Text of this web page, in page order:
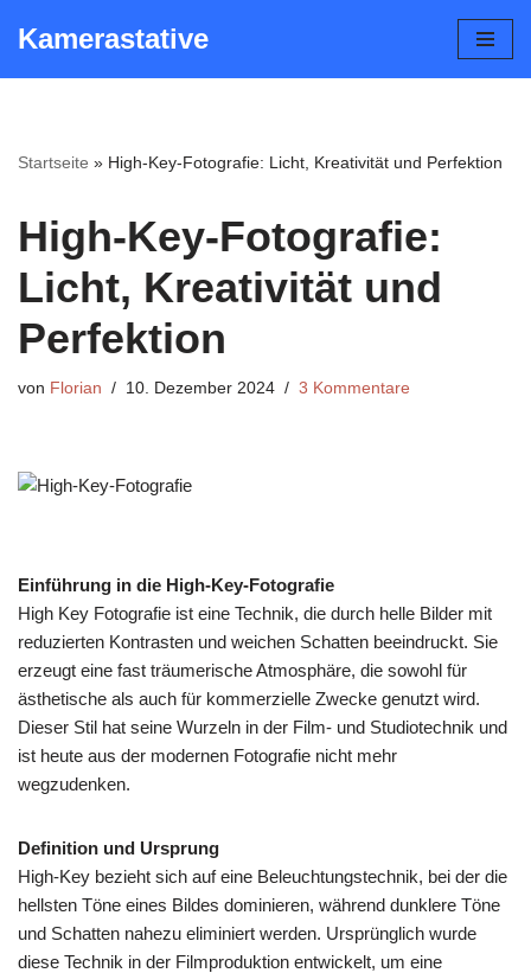
Kamerastative
Startseite » High-Key-Fotografie: Licht, Kreativität und Perfektion
High-Key-Fotografie:
Licht, Kreativität und
Perfektion
von Florian 10. Dezember 2024 3 Kommentare
Einführung in die High-Key-Fotografie
High Key Fotografie ist eine Technik, die durch helle Bilder mit
reduzierten Kontrasten und weichen Schatten beeindruckt. Sie
erzeugt eine fast träumerische Atmosphäre, die sowohl für
ästhetische als auch für kommerzielle Zwecke genutzt wird.
Dieser Stil hat seine Wurzeln in der Film- und Studiotechnik und
ist heute aus der modernen Fotografie nicht mehr
wegzudenken.
Definition und Ursprung
High-Key bezieht sich auf eine Beleuchtungstechnik, bei der die
hellsten Töne eines Bildes dominieren, während dunklere Töne
und Schatten nahezu eliminiert werden. Ursprünglich wurde
diese Technik in der Filmproduktion entwickelt, um eine